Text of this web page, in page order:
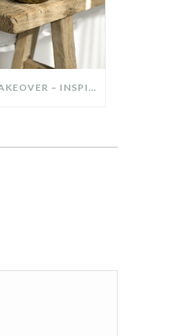
SCHLAFZIMMER MAKEOVER – INSPIRATION FÜR DEIN SCHLAFZIMMER: AUS ALT MACH NEU – HELL, GEMÜTLICH UND EINLADEND